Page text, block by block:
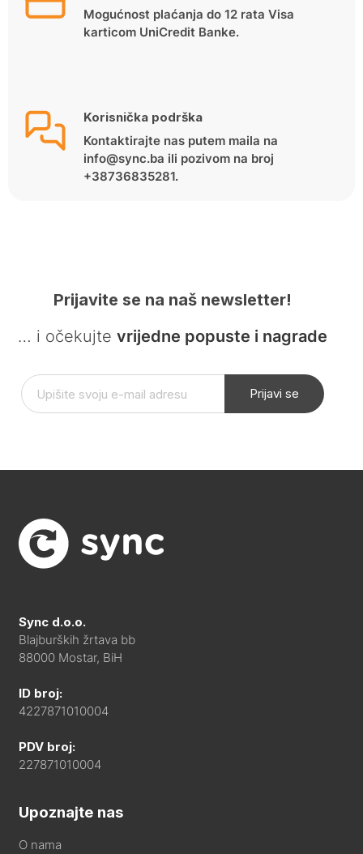
Mogućnost plaćanja do 12 rata Visa
karticom UniCredit Banke.
Korisnička podrška
Kontaktirajte nas putem maila na
info@sync.ba ili pozivom na broj
+38736835281.
Prijavite se na naš newsletter!
… i očekujte vrijedne popuste i nagrade
Prijavi se
Sync d.o.o.
Blajburških žrtava bb
88000 Mostar, BiH
ID broj:
4227871010004
PDV broj:
227871010004
Upoznajte nas
O nama